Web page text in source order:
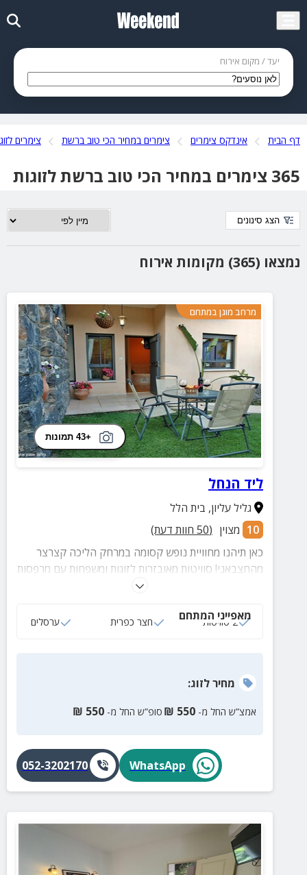
יעד / מקום אירוח
דף הבית אינדקס צימרים צימרים במחיר הכי טוב ברשת צימרים
365 צימרים במחיר הכי טוב ברשת לזוגות
נמצאו (365) מקומות אירוח
הצג סינונים
מרחב מוגן במתחם
+43 תמונות
ליד הנחל
גליל עליון, בית הלל
10 מצוין (
50 חוות דעת)
כאן תיהנו מחוויית נופש קסומה במרחק הליכה קצרצר
מהחצבאני! סוויטות מאובזרות לזוגות ומשפחות עם מרפסות
מאפייני המתחם
2 סוויטות חצר כפרית ערסלים
מחירלזוג:
אמצ”ש החל מ- 550
₪ סופ”ש החל מ- 550
₪
WhatsApp
052-3202170